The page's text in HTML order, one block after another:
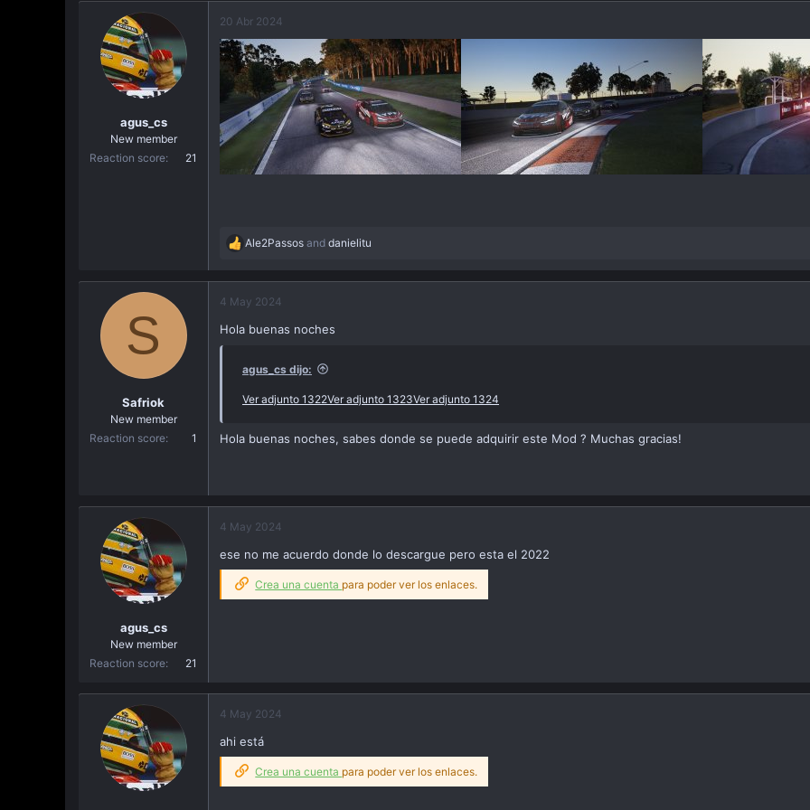
c
i
ó
n
agus_cs
New member
Reaction score
21
20 Abr 2024
R
a
c
i
Ale2Passos and danielitu
S
Safriok
New member
Reaction score
1
4 May 2024
Hola buenas noches
agus_cs dijo:
Ver adjunto 1322Ver adjunto 1323Ver adjunto 1324
Hola buenas noches, sabes donde se puede adquirir este Mod ? Muchas gracias!
agus_cs
New member
Reaction score
21
4 May 2024
ese no me acuerdo donde lo descargue pero esta el 2022
Crea una cuenta para poder ver los enlaces.
4 May 2024
ahi está
Crea una cuenta para poder ver los enlaces.